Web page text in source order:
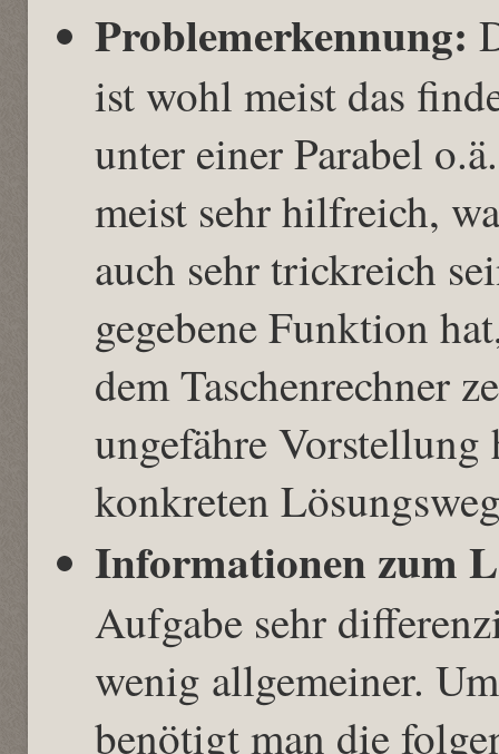
Problemerkennung:
ist wohl meist das
unter einer Parabel
meist sehr hilfreich,
auch sehr trickreich
gegebene Funktion
dem Taschenrechner
ungefähre
konkreten
Informationen zum
Aufgabe sehr
wenig allgemeiner.
benötigt man die